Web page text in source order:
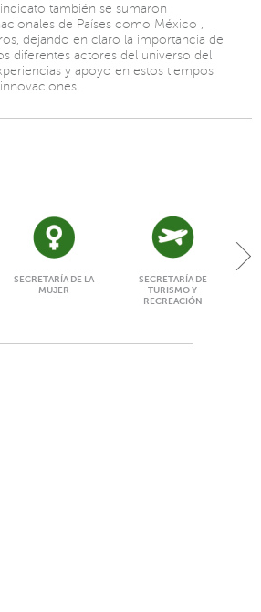
también se sumaron
de Países como México ,
dejando en claro la importancia de
diferentes actores del universo del
y apoyo en estos tiempos
SECRETARÍA DE LA
MUJER
SECRETARÍA DE
TURISMO Y
RECREACIÓN